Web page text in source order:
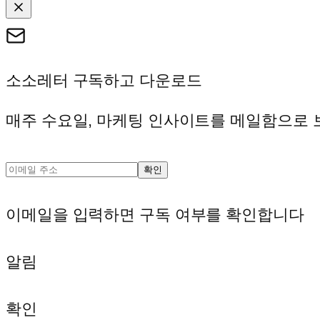
소소레터 구독하고 다운로드
매주 수요일, 마케팅 인사이트를 메일함으로
확인
이메일을 입력하면 구독 여부를 확인합니다
알림
확인